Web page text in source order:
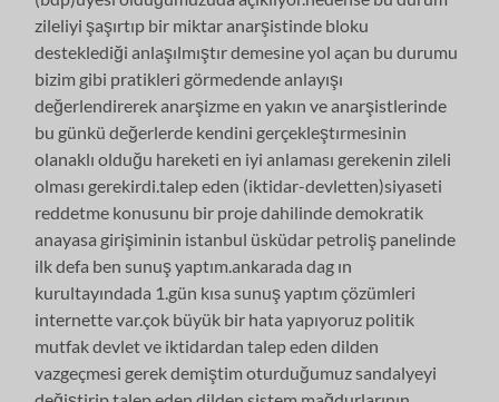
zileliyi şaşırtıp bir miktar anarşistinde bloku
desteklediği anlaşılmıştır demesine yol açan bu durumu
bizim gibi pratikleri görmedende anlayışı
değerlendirerek anarşizme en yakın ve anarşistlerinde
bu günkü değerlerde kendini gerçekleştırmesinin
olanaklı olduğu hareketi en iyi anlaması gerekenin zileli
olması gerekirdi.talep eden (iktidar-devletten)siyaseti
reddetme konusunu bir proje dahilinde demokratik
anayasa girişiminin istanbul üsküdar petroliş panelinde
ilk defa ben sunuş yaptım.ankarada dag ın
kurultayındada 1.gün kısa sunuş yaptım çözümleri
internette var.çok büyük bir hata yapıyoruz politik
mutfak devlet ve iktidardan talep eden dilden
vazgeçmesi gerek demiştim oturduğumuz sandalyeyi